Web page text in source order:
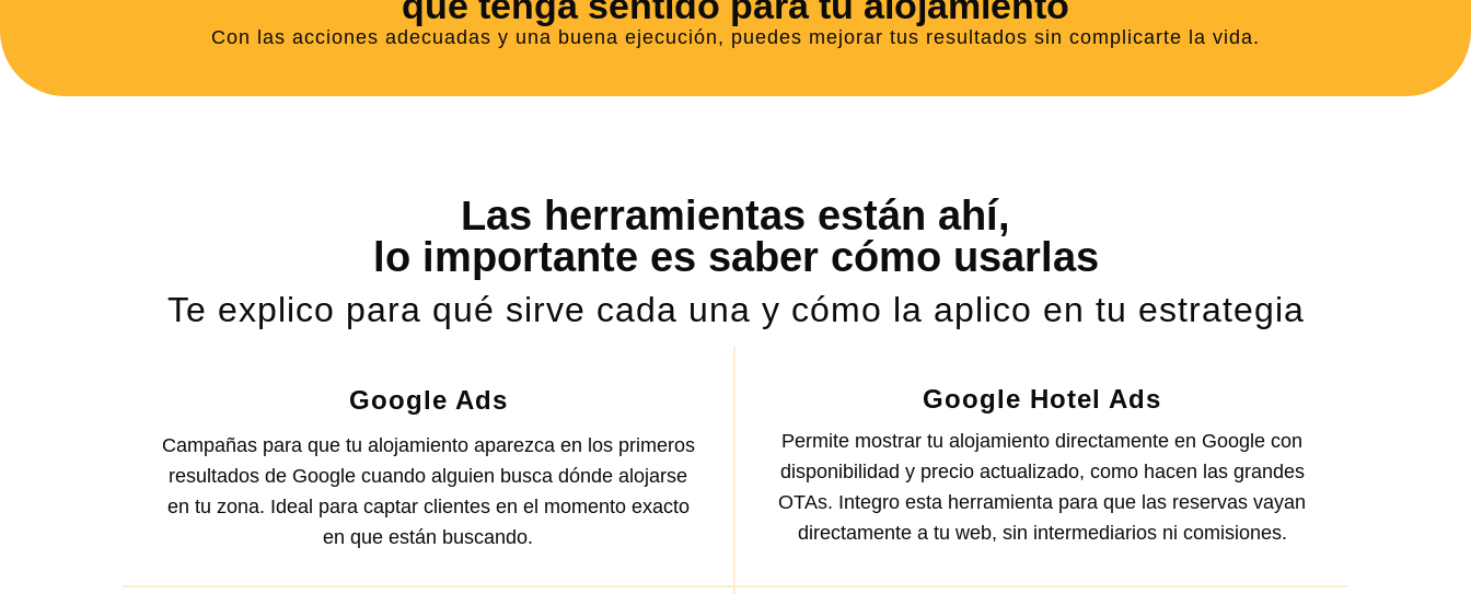
Con las acciones adecuadas y una buena ejecución, puedes mejorar tus resultados sin complicarte la vida.
Las herramientas están ahí,
lo importante es saber cómo usarlas
Te explico para qué sirve cada una y cómo la aplico en tu estrategia
Google Ads
Campañas para que tu alojamiento aparezca en los primeros
resultados de Google cuando alguien busca dónde alojarse
en tu zona. Ideal para captar clientes en el momento exacto
en que están buscando.
Google Hotel Ads
Permite mostrar tu alojamiento directamente en Google con
disponibilidad y precio actualizado, como hacen las grandes
OTAs. Integro esta herramienta para que las reservas vayan
directamente a tu web, sin intermediarios ni comisiones.